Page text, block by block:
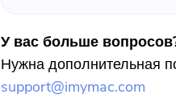
У вас больше
Нужна дополнительная
support@imymac.com